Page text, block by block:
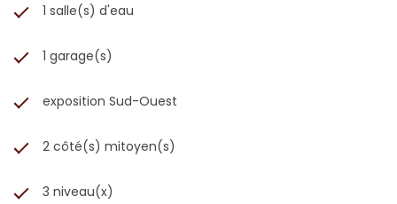
1 salle(s) d'eau
1 garage(s)
exposition Sud-Ouest
2 côté(s) mitoyen(s)
3 niveau(x)